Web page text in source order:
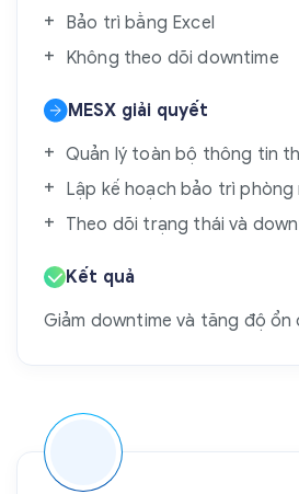
Bảo trì bằng Excel
Không theo dõi downtime
MESX giải quyết
Quản lý toàn bộ thông tin
Lập kế hoạch bảo trì
Theo dõi trạng thái và
Kết quả
Giảm downtime và tăng độ ổn